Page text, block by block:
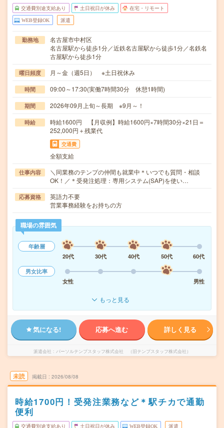
交通費別途支給あり 土日祝日が休み 在宅・リモート
WEB登録OK 派遣
勤務地
名古屋市中村区
名古屋駅から徒歩1分／近鉄名古屋駅から徒歩1分／名鉄名
古屋駅から徒歩1分
曜日頻度 月～金（週5日） ※土日祝休み
時間 09:00～17:30(実働7時間30分 休憩1時間)
期間 2026年09月上旬～長期 ※9月～！
時給
時給1600円 【月収例】時給1600円×7時間30分×21日＝
252,000円＋残業代
交通費
全額支給
仕事内容
＼同業務のテンプの仲間も就業中＊いつでも質問・相談
OK！／＊受発注処理：専用システム(SAP)を使い…
応募資格
英語力不要
営業事務経験をお持ちの方
職場の雰囲気
年齢層
20代
30代 40代 50代
60代
男女比率
女性
男性
もっと見る
気になる! 応募へ進む 詳しく見る
派遣会社 パーソルテンプスタッフ株式会社 （旧テンプスタッフ株式会社）
未読 掲載日 2026/08/08
時給1700円！受発注業務など＊駅チカで通勤
便利
交通費別途支給あり 土日祝日が休み WEB登録OK 派遣